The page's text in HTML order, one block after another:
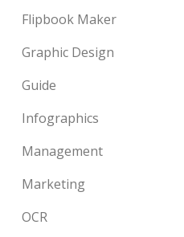
Flipbook Maker
Graphic Design
Guide
Infographics
Management
Marketing
OCR